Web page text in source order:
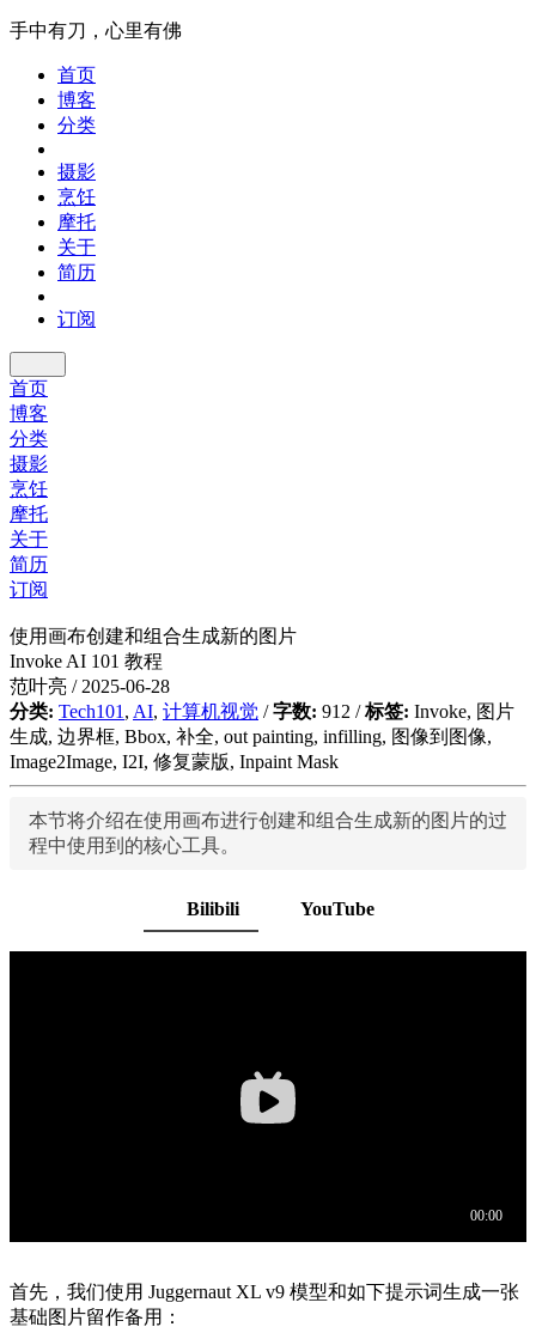
手中有刀，心里有佛
首页
博客
分类
摄影
烹饪
摩托
关于
简历
订阅
首页
博客
分类
摄影
烹饪
摩托
关于
简历
订阅
使用画布创建和组合生成新的图片
Invoke AI 101 教程
范叶亮 / 2025-06-28
分类: Tech101 , AI, 计算机视觉 /字数: 912 /标签: Invoke, 图片
生成, 边界框, Bbox, 补全, out painting, infilling, 图像到图像,
Image2Image, I2I, 修复蒙版, Inpaint Mask
本节将介绍在使用画布进行创建和组合生成新的图片的过
程中使用到的核心工具。
Bilibili YouTube
首先，我们使用 Juggernaut XL v9 模型和如下提示词生成一张
基础图片留作备用：